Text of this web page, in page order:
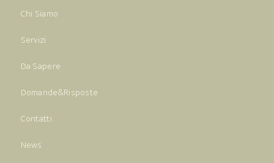
Chi Siamo
Servizi
Da Sapere
Domande&Risposte
Contatti
News